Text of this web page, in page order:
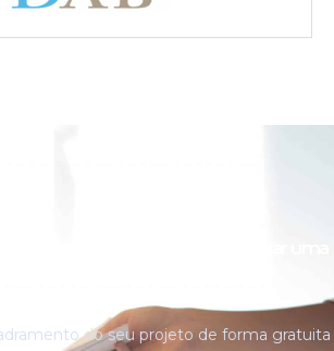
ou pretende agendar uma
do seu projeto de forma gratuita